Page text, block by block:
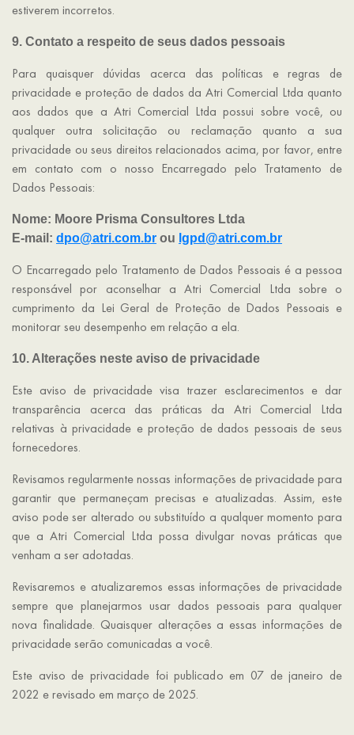
estiverem incorretos.
9. Contato a respeito de seus dados pessoais
Para quaisquer dúvidas acerca das políticas e regras de
privacidade e proteção de dados da Atri Comercial Ltda quanto
aos dados que a Atri Comercial Ltda possui sobre você, ou
qualquer outra solicitação ou reclamação quanto a sua
privacidade ou seus direitos relacionados acima, por favor, entre
em contato com o nosso Encarregado pelo Tratamento de
Dados Pessoais:
Nome: Moore Prisma Consultores Ltda
E-mail: dpo@atri.com.br ou lgpd@atri.com.br
O Encarregado pelo Tratamento de Dados Pessoais é a pessoa
responsável por aconselhar a Atri Comercial Ltda sobre o
cumprimento da Lei Geral de Proteção de Dados Pessoais e
monitorar seu desempenho em relação a ela.
10. Alterações neste aviso de privacidade
Este aviso de privacidade visa trazer esclarecimentos e dar
transparência acerca das práticas da Atri Comercial Ltda
relativas à privacidade e proteção de dados pessoais de seus
fornecedores.
Revisamos regularmente nossas informações de privacidade para
garantir que permaneçam precisas e atualizadas. Assim, este
aviso pode ser alterado ou substituído a qualquer momento para
que a Atri Comercial Ltda possa divulgar novas práticas que
venham a ser adotadas.
Revisaremos e atualizaremos essas informações de privacidade
sempre que planejarmos usar dados pessoais para qualquer
nova finalidade. Quaisquer alterações a essas informações de
privacidade serão comunicadas a você.
Este aviso de privacidade foi publicado em 07 de janeiro de
2022 e revisado em março de 2025.